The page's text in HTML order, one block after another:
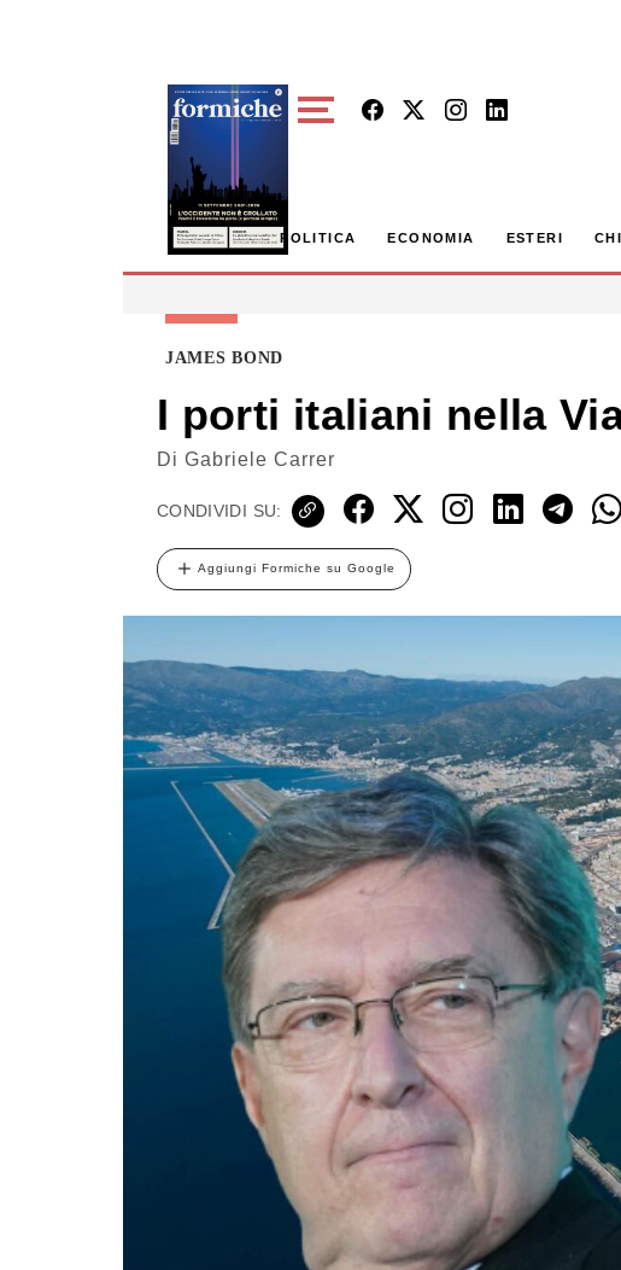
POLITICA ECONOMIA ESTERI
JAMES BOND
I porti italiani nella
Di Gabriele Carrer
CONDIVIDI SU:
Aggiungi Formiche su Google